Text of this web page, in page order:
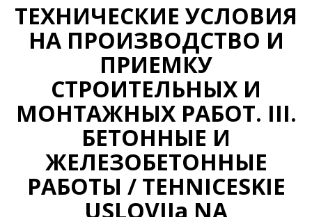
ТЕХНИЧЕСКИЕ УСЛОВИЯ
НА ПРОИЗВОДСТВО И
ПРИЕМКУ
СТРОИТЕЛЬНЫХ И
МОНТАЖНЫХ РАБОТ. III.
БЕТОННЫЕ И
ЖЕЛЕЗОБЕТОННЫЕ
РАБОТЫ / TEHNICESKIE
USLOVIJa NA